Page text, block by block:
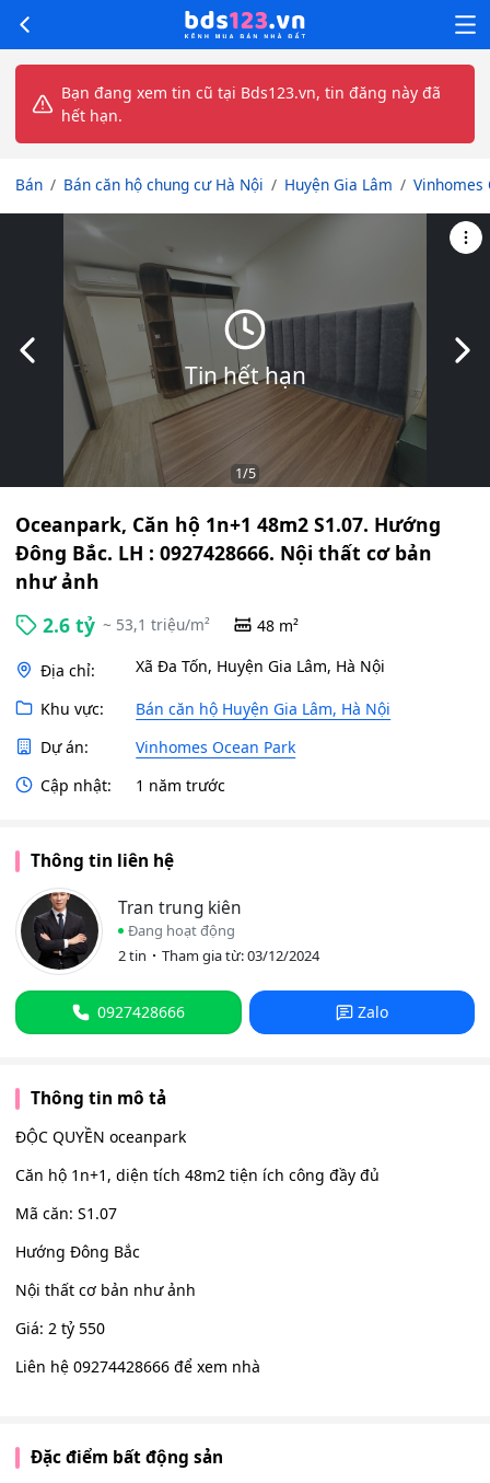
Bạn đang xem tin cũ tại Bds123.vn, tin đăng này đã
hết hạn.
Bán Bán căn hộ chung cư Hà Nội Huyện Gia Lâm Vinhomes
Tin hết hạn
Slide trước
1/5
Oceanpark, Căn hộ 1n+1 48m2 S1.07. Hướng
Đông Bắc. LH : 0927428666. Nội thất cơ bản
như ảnh
2.6 tỷ ~ 53,1 triệu/m² 48 m²
Địa chỉ: Xã Đa Tốn, Huyện Gia Lâm, Hà Nội
Khu vực:
Bán căn hộ Huyện Gia Lâm, Hà Nội
Dự án:
Vinhomes Ocean Park
Cập nhật:
1 năm trước
Thông tin liên hệ
Tran trung kiên
Đang hoạt động
2 tin
Tham gia từ: 03/12/2024
0927428666 Zalo
Thông tin mô tả
ĐỘC QUYỀN oceanpark
Căn hộ 1n+1, diện tích 48m2 tiện ích công đầy đủ
Mã căn: S1.07
Hướng Đông Bắc
Nội thất cơ bản như ảnh
Giá: 2 tỷ 550
Liên hệ 09274428666 để xem nhà
Đặc điểm bất động sản